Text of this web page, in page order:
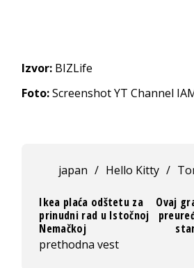
Izvor: BIZLife
Foto:Screenshot YT Channel
japan / Hello Kitty /
Ikea plaća odštetu za
prinudni rad u Istočnoj
Nemačkoj
prethodna vest
Ovaj